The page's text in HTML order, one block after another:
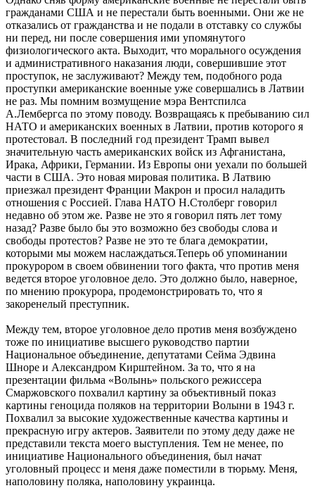
гражданами США и не перестали быть военными. Они же не
отказались от гражданства и не подали в отставку со службы
ни перед, ни после совершения ими упомянутого
физиологического акта. Выходит, что морального осуждения
и административного наказания люди, совершившие этот
проступок, не заслуживают? Между тем, подобного рода
проступки американские военные уже совершались в Латвии
не раз. Мы помним возмущение мэра Вентспилса
А.Лембергса по этому поводу. Возвращаясь к пребыванию сил
НАТО и американских военных в Латвии, против которого я
протестовал. В последний год президент Трамп вывел
значительную часть американских войск из Афганистана,
Ирака, Африки, Германии. Из Европы они уехали по большей
части в США. Это новая мировая политика. В Латвию
приезжал президент Франции Макрон и просил наладить
отношения с Россией. Глава НАТО Н.Столберг говорил
недавно об этом же. Разве не это я говорил пять лет тому
назад? Разве было бы это возможно без свободы слова и
свободы протестов? Разве не это те блага демократии,
которыми мы можем наслаждаться.Теперь об упоминании
прокурором в своем обвинении того факта, что против меня
ведется второе уголовное дело. Это должно было, наверное,
по мнению прокурора, продемонстрировать то, что я
закоренелый преступник.
Между тем, второе уголовное дело против меня возбуждено
тоже по инициативе высшего руководство партии
Национальное объединение, депутатами Сейма Эдвина
Шноре и Александром Кирштейном. За то, что я на
презентации фильма «Волынь» польского режиссера
Смаржовского похвалил картину за объективный показ
картины геноцида поляков на территории Волыни в 1943 г.
Похвалил за высокие художественные качества картины и
прекрасную игру актеров. Заявители по этому деду даже не
представили текста моего выступления. Тем не менее, по
инициативе Национального объединения, был начат
уголовный процесс и меня даже поместили в тюрьму. Меня,
наполовину поляка, наполовину украинца.